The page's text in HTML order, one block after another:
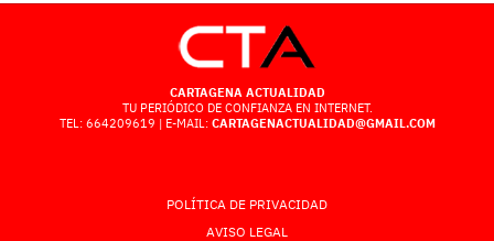
CARTAGENA ACTUALIDAD
TU PERIÓDICO DE CONFIANZA EN INTERNET.
TEL: 664209619 | E-MAIL: CARTAGENACTUALIDAD@GMAIL.COM
POLÍTICA DE PRIVACIDAD
AVISO LEGAL